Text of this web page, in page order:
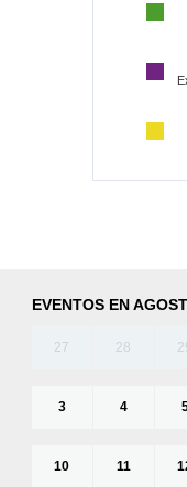
EVENTOS EN
27 28
3 4
10 11